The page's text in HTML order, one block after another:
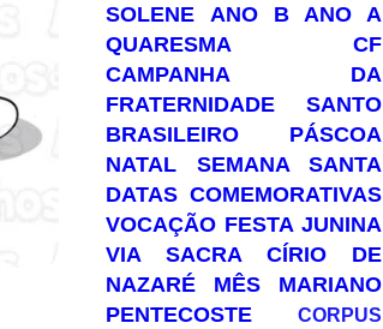
SOLENE
ANO B
ANO A
QUARESMA
CF
CAMPANHA DA
FRATERNIDADE
SANTO
BRASILEIRO
PÁSCOA
NATAL
SEMANA SANTA
DATAS COMEMORATIVAS
VOCAÇÃO FESTA JUNINA
VIA SACRA
CÍRIO DE
NAZARÉ
MÊS MARIANO
PENTECOSTE
CORPUS